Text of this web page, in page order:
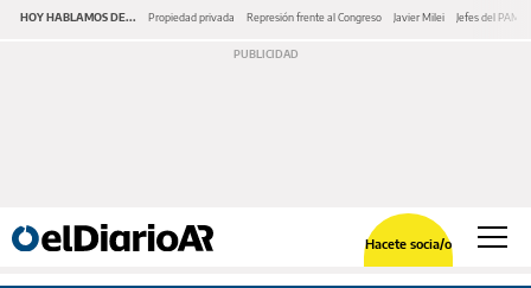
HOY HABLAMOS DE... Propiedad privada Represión frente al Congreso Javier Milei Jefes del PAMI
Hacete socia/o